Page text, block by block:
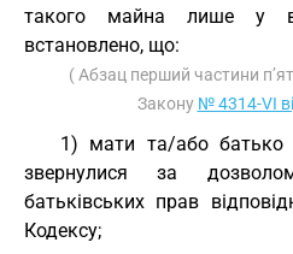
такого майна лише у
встановлено, що:
( Абзац перший частини
Закону № 4314-VI
1) мати та/або батько
звернулися за
батьківських прав
Кодексу;